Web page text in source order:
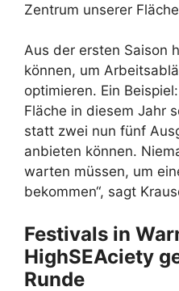
Zentrum unserer
Aus der ersten Saison
können, um
optimieren. Ein
Fläche in diesem Jahr
statt zwei nun fünf
anbieten können.
warten müssen, um
bekommen“, sagt
Festivals in
HighSEAciety
Runde